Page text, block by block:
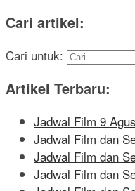
Cari artikel:
Cari untuk:
Artikel Terbaru:
Jadwal Film 9
Jadwal Film dan
Jadwal Film dan
Jadwal Film dan